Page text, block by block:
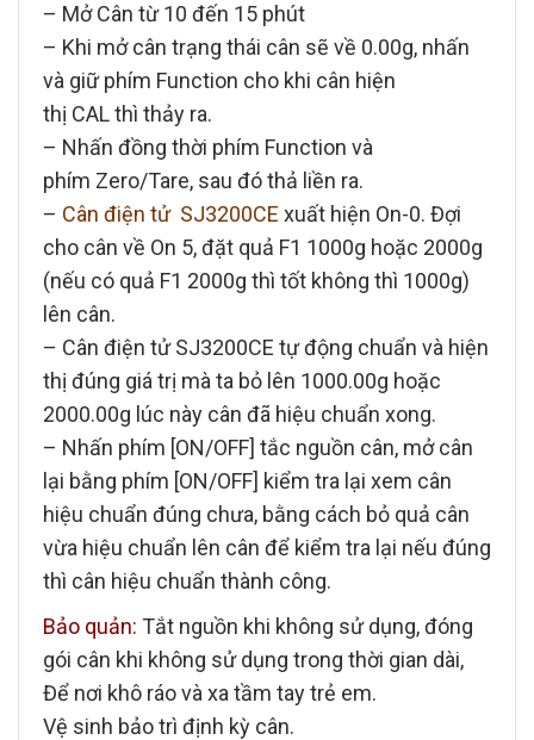
– Mở Cân từ 10 đến 15 phút
– Khi mở cân trạng thái cân sẽ về 0.00g, nhấn
và giữ phím Function cho khi cân hiện
thị CALthì thảy ra.
– Nhấn đồng thời phím Function và
phím Zero/Tare, sau đó thả liền ra.
– Cân điện tử SJ3200CE xuất hiện On-0. Đợi
cho cân về On 5, đặt quả F1 1000g hoặc 2000g
(nếu có quả F1 2000g thì tốt không thì 1000g)
lên cân.
– Cân điện tử SJ3200CE tự động chuẩn và hiện
thị đúng giá trị mà ta bỏ lên 1000.00g hoặc
2000.00g lúc này cân đã hiệu chuẩn xong.
– Nhấn phím [ON/OFF] tắc nguồn cân, mở cân
lại bằng phím [ON/OFF] kiểm tra lại xem cân
hiệu chuẩn đúng chưa, bằng cách bỏ quả cân
vừa hiệu chuẩn lên cân để kiểm tra lại nếu đúng
thì cân hiệu chuẩn thành công.
Bảo quản: Tắt nguồn khi không sử dụng, đóng
gói cân khi không sử dụng trong thời gian dài,
Để nơi khô ráo và xa tầm tay trẻ em.
Vệ sinh bảo trì định kỳ cân.